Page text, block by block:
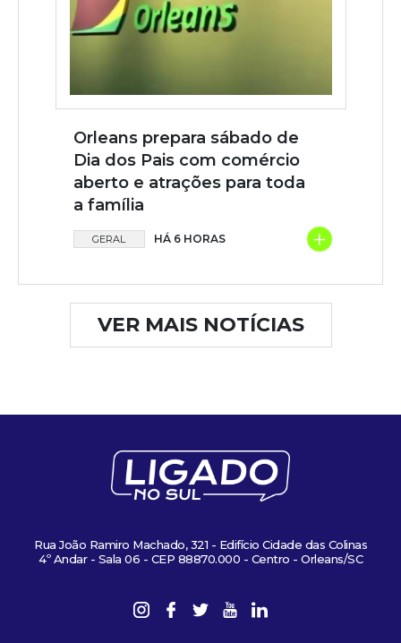
Orleans prepara sábado de
Dia dos Pais com comércio
aberto e atrações para toda
a família
GERAL HÁ 6 HORAS +
VER MAIS NOTÍCIAS
Rua João Ramiro Machado, 321 - Edifício Cidade das Colinas
4º Andar - Sala 06 - CEP 88870.000 - Centro - Orleans/SC